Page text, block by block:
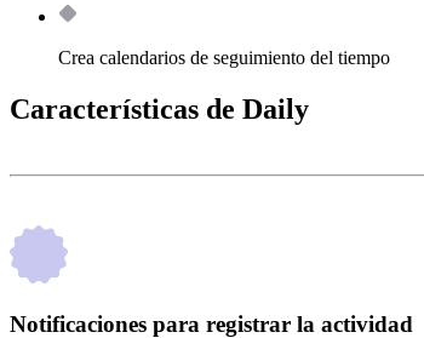
Crea calendarios de seguimiento del tiempo
Características de Daily
Notificaciones para registrar la actividad